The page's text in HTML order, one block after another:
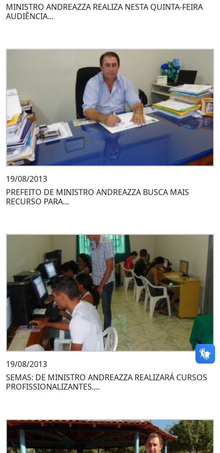
MINISTRO ANDREAZZA REALIZA NESTA QUINTA-FEIRA
AUDIÊNCIA...
19/08/2013
PREFEITO DE MINISTRO ANDREAZZA BUSCA MAIS
RECURSO PARA...
19/08/2013
SEMAS: DE MINISTRO ANDREAZZA REALIZARÁ CURSOS
PROFISSIONALIZANTES....